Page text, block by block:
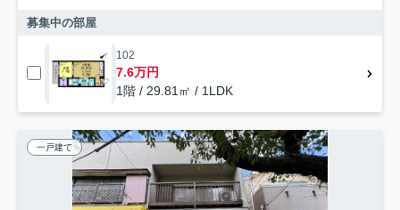
募集中の部屋
102
7.6万円
1階 / 29.81㎡ / 1LDK
一戸建て